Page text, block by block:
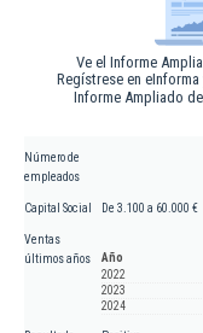
Ve el Informe
Regístrese en eInforma
Informe Ampliado
Número de
empleados
Capital Social De 3.100 a 60.000 €
Ventas
últimos años
Año
2022
2023
2024